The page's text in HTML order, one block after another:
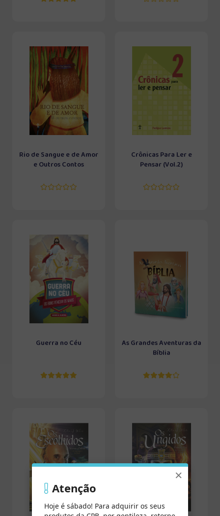
Rio de Sangue e de Amor
e Outros Contos
Crônicas Para Ler e
Pensar (Vol.2)
Guerra no Céu
As Grandes Aventuras da
Bíblia
×
Atenção
Hoje é sábado! Para adquirir os seus